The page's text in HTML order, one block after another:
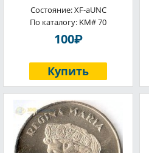
Состояние: XF-aUNC
По каталогу: KM# 70
100P
Купить